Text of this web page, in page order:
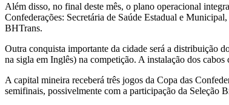
Além disso, no final deste mês, o plano operacional
Confederações: Secretária de Saúde Estadual e
BHTrans.
Outra conquista importante da cidade será a distribuição
na sigla em Inglês) na competição. A instalação dos
A capital mineira receberá três jogos da Copa das
semifinais, possivelmente com a participação da Seleção